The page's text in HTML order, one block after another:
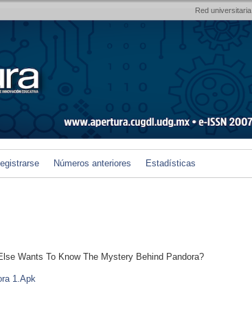
Red universitaria
Números anteriores Estadísticas
Wants To Know The Mystery Behind Pandora?
1.Apk